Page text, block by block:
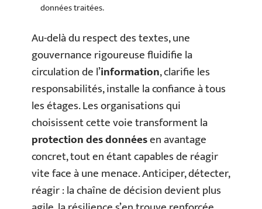
données traitées.
Au-delà du respect des textes, une
gouvernance rigoureuse fluidifie la
circulation de l’information, clarifie les
responsabilités, installe la confiance à tous
les étages. Les organisations qui
choisissent cette voie transforment la
protection des donnéesen avantage
concret, tout en étant capables de réagir
vite face à une menace. Anticiper, détecter,
réagir : la chaîne de décision devient plus